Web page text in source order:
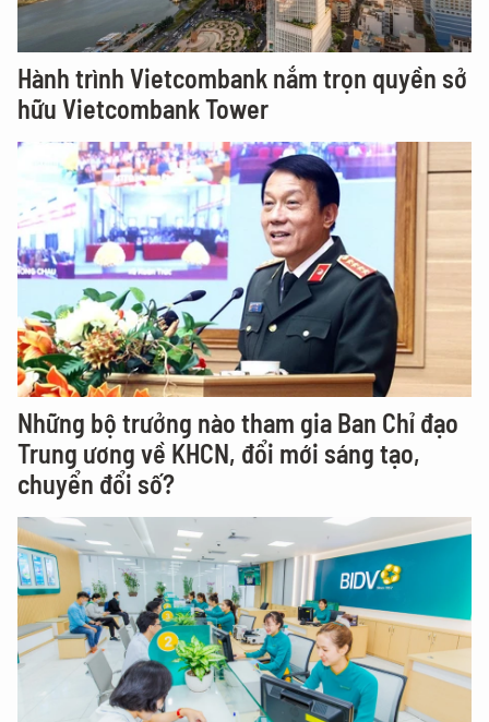
Hành trình Vietcombank nắm trọn quyền sở
hữu Vietcombank Tower
Những bộ trưởng nào tham gia Ban Chỉ đạo
Trung ương về KHCN, đổi mới sáng tạo,
chuyển đổi số?